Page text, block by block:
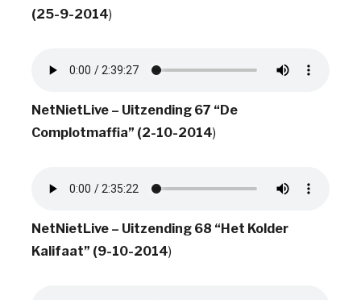
(25-9-2014)
NetNietLive – Uitzending 67 “De
Complotmaffia” (2-10-2014)
NetNietLive – Uitzending 68 “Het Kolder
Kalifaat” (9-10-2014)